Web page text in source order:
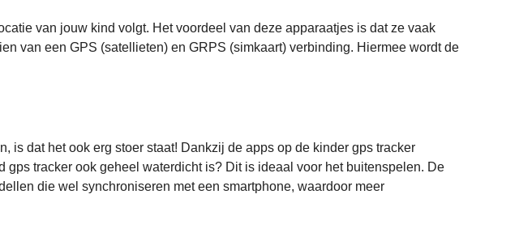
van jouw kind volgt. Het voordeel van deze apparaatjes is dat ze vaak
van een GPS (satellieten) en GRPS (simkaart) verbinding. Hiermee wordt de
dat het ook erg stoer staat! Dankzij de apps op de kinder gps tracker
tracker ook geheel waterdicht is? Dit is ideaal voor het buitenspelen. De
die wel synchroniseren met een smartphone, waardoor meer